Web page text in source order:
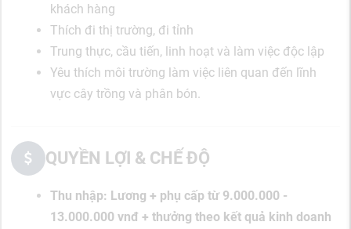
khách hàng
Thích đi thị trường, đi tỉnh
Trung thực, cầu tiến, linh hoạt và làm việc độc lập
Yêu thích môi trường làm việc liên quan đến lĩnh
vực cây trồng và phân bón.
QUYỀN LỢI & CHẾ ĐỘ
Thu nhập: Lương + phụ cấp từ 9.000.000 -
13.000.000 vnđ + thưởng theo kết quả kinh doanh